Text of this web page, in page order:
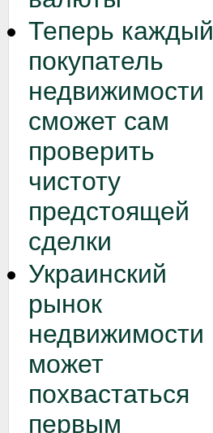
Теперь каждый
покупатель
недвижимости
сможет сам
проверить
чистоту
предстоящей
сделки
Украинский
рынок
недвижимости
может
похвастаться
первым